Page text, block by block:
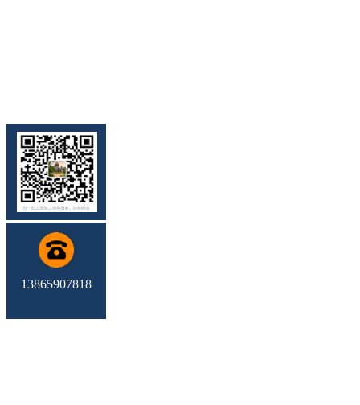
13865907818